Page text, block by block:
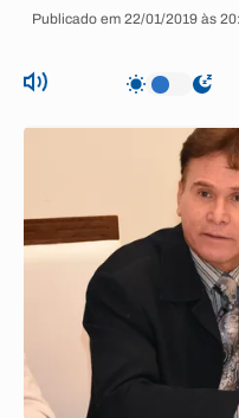
Publicado em 22/01/2019 às